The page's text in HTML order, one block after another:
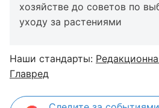
хозяйстве до советов по
уходу за растениями
Наши стандарты:
Главред